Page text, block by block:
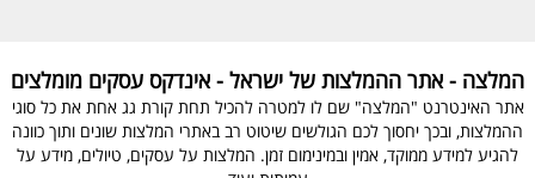
המלצה - אתר ההמלצות של ישראל - אינדקס עסקים מומלצים
אתר האינטרנט "המלצה" שם לו למטרה להכיל תחת קורת גג אחת את כל סוגי
ההמלצות, ובכך יחסוך לכם הגולשים שיטוט רב באתרי המלצות שונים ותוך כוונה
להגיע למידע ממוקד, אמין ובמינימום זמן. המלצות על עסקים, טיולים, מידע על